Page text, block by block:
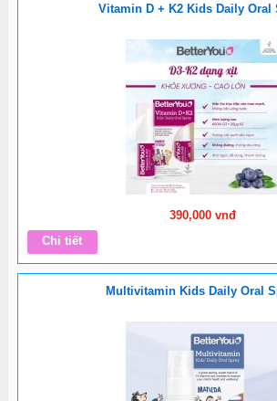
Vitamin D + K2 Kids Daily Oral
390,000 vnđ
Chi tiết
Multivitamin Kids Daily Oral